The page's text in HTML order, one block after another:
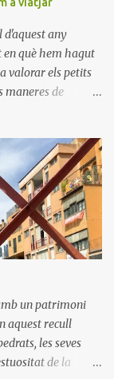
d'aquest any
què hem hagut
valorar els petits
maneres de
Desitgem
inoblidables. Bon
un patrimoni
aquest recull
les seves
de la